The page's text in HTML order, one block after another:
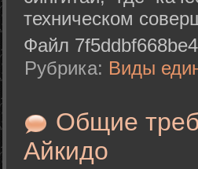
техническом
Файл
Рубрика: Виды
Общие
Айкидо